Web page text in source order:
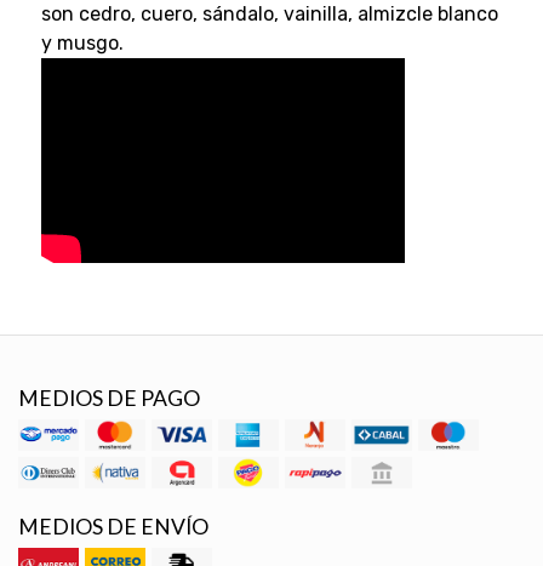
son cedro, cuero, sándalo, vainilla, almizcle blanco
y musgo.
MEDIOS DE PAGO
MEDIOS DE ENVÍO